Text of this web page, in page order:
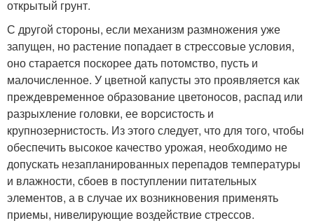
открытый грунт.
С другой стороны, если механизм размножения уже
запущен, но растение попадает в стрессовые условия,
оно старается поскорее дать потомство, пусть и
малочисленное. У цветной капусты это проявляется как
преждевременное образование цветоносов, распад или
разрыхление головки, ее ворсистость и
крупнозернистость. Из этого следует, что для того, чтобы
обеспечить высокое качество урожая, необходимо не
допускать незапланированных перепадов температуры
и влажности, сбоев в поступлении питательных
элементов, а в случае их возникновения применять
приемы, нивелирующие воздействие стрессов.